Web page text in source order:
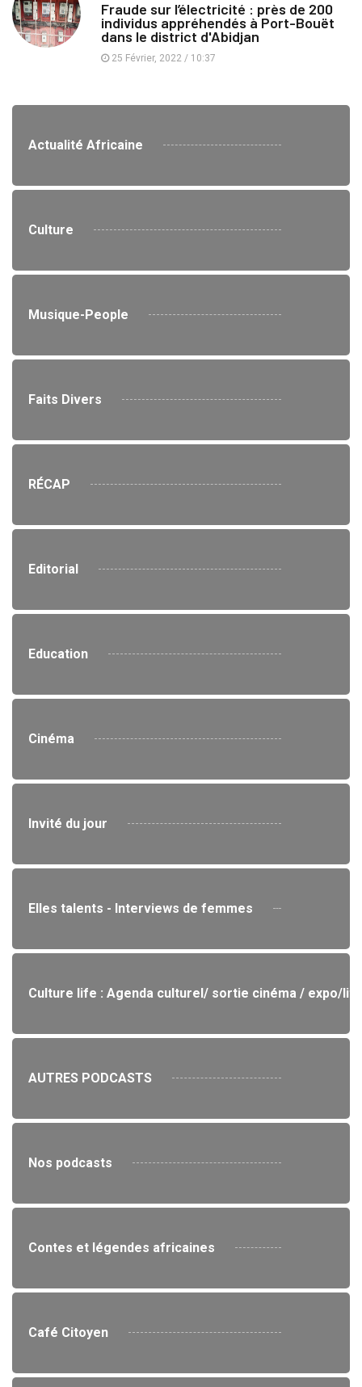
Fraude sur l’électricité : près de 200
individus appréhendés à Port-Bouët
dans le district d'Abidjan
25 Février, 2022 / 10:37
Actualité Africaine
Culture
Musique-People
Faits Divers
RÉCAP
Editorial
Education
Cinéma
Invité du jour
Elles talents - Interviews de femmes
Culture life : Agenda culturel/ sortie cinéma / expo/
AUTRES PODCASTS
Nos podcasts
Contes et légendes africaines
Café Citoyen